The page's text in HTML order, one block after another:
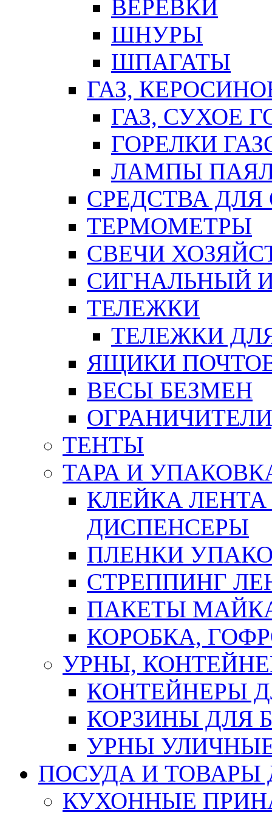
ВЕРЕВКИ
ШНУРЫ
ШПАГАТЫ
ГАЗ,
ГАЗ, СУХОЕ
ГОРЕЛКИ
ЛАМПЫ
СРЕДСТВА
ТЕРМОМЕТРЫ
СВЕЧИ
СИГНАЛЬНЫЙ
ТЕЛЕЖКИ
ТЕЛЕЖКИ
ЯЩИКИ
ВЕСЫ БЕЗМЕН
ТЕНТЫ
ТАРА И
КЛЕЙКА
ДИСПЕНСЕРЫ
ПЛЕНКИ
СТРЕППИНГ
ПАКЕТЫ
КОРОБКА,
УРНЫ,
КОНТЕЙНЕРЫ
КОРЗИНЫ ДЛЯ
УРНЫ
ПОСУДА И ТОВАРЫ
КУХОННЫЕ